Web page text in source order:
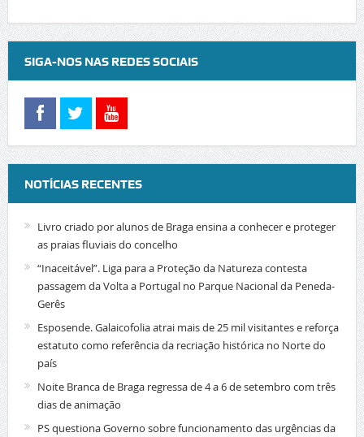
SIGA-NOS NAS REDES SOCIAIS
NOTÍCIAS RECENTES
Livro criado por alunos de Braga ensina a conhecer e proteger
as praias fluviais do concelho
“Inaceitável”. Liga para a Proteção da Natureza contesta
passagem da Volta a Portugal no Parque Nacional da Peneda-
Gerês
Esposende. Galaicofolia atrai mais de 25 mil visitantes e reforça
estatuto como referência da recriação histórica no Norte do
país
Noite Branca de Braga regressa de 4 a 6 de setembro com três
dias de animação
PS questiona Governo sobre funcionamento das urgências da